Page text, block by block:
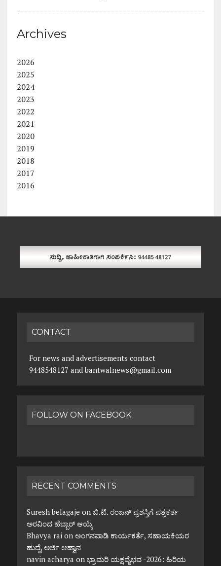
Archives
2026
2025
2024
2023
2022
2021
2020
2019
2018
2017
2016
CONTACT
For news and advertisements contact
9448548127 and bantwalnews@gmail.com
FOLLOW ON FACEBOOK
RECENT COMMENTS
Suresh belagaje on ಬಿ.ಟಿ. ರಂಜನ್ ಪ್ರಶಸ್ತಿಗೆ ಪತ್ರಕರ್ತ
ಅರವಿಂದ ಹೆಬ್ಬಾರ್ ಆಯ್ಕೆ
Bhavya raion ಅಂಗನವಾಡಿ ಕಾರ್ಯಕರ್ತೆ, ಸಹಾಯಕಿಯರ
ಹುದ್ದೆ, ಅರ್ಜಿ ಆಹ್ವಾನ
navin acharya on ಭ್ರಾಮರಿ ಯಕ್ಷವೈಭವ -2026: ಹಿರಿಯ